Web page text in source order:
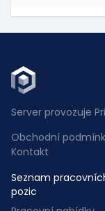
Server provozuje
Obchodní
Kontakt
Seznam
pozic